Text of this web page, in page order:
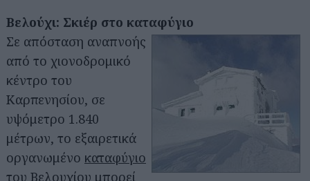
Βελούχι: Σκιέρ στο καταφύγιο
Σε απόσταση αναπνοής
από το χιονοδρομικό
κέντρο του
Καρπενησίου, σε
υψόμετρο 1.840
μέτρων, το εξαιρετικά
οργανωμένο καταφύγιο
του Βελουχίου μπορεί